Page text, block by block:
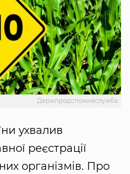
Держпродспоживслужба
ухвалив
реєстрації
організмів. Про